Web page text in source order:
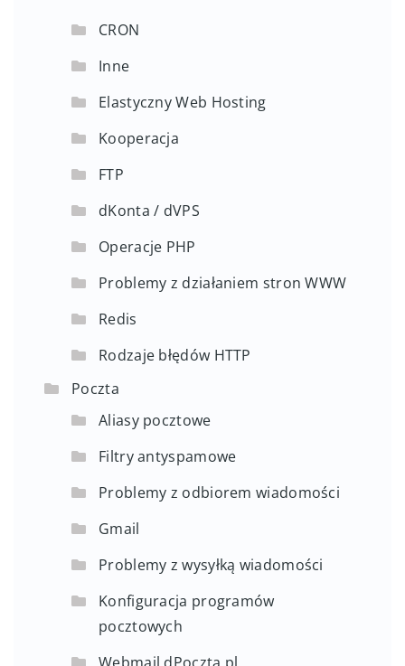
CRON
Inne
Elastyczny Web Hosting
Kooperacja
FTP
dKonta / dVPS
Operacje PHP
Problemy z działaniem stron WWW
Redis
Rodzaje błędów HTTP
Poczta
Aliasy pocztowe
Filtry antyspamowe
Problemy z odbiorem wiadomości
Gmail
Problemy z wysyłką wiadomości
Konfiguracja programów
pocztowych